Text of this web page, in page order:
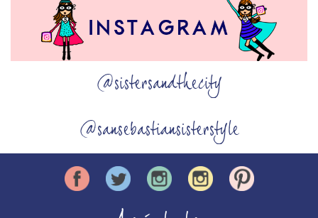
@sistersandthecity
@sansebastiansisterstyle